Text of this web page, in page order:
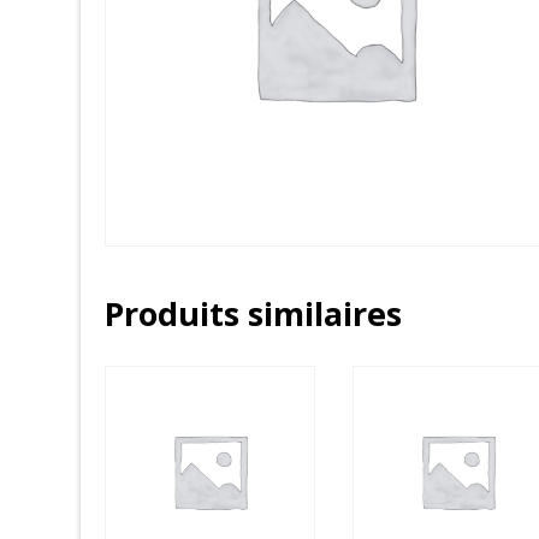
Produits similaires